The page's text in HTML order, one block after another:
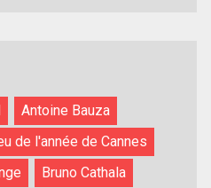
Antoine Bauza
de l'année de Cannes
Bruno Cathala